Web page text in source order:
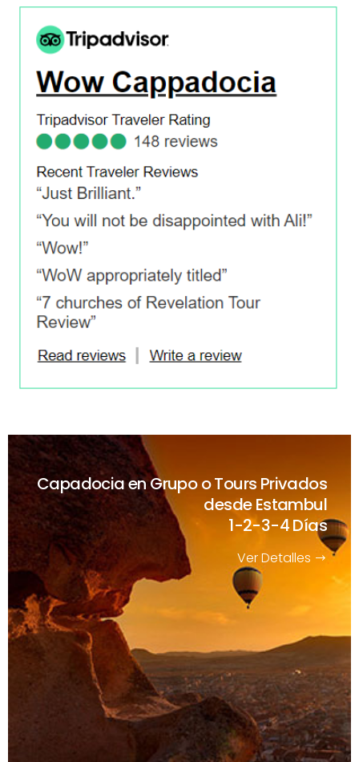
Capadocia en Grupo o Tours Privados
desde Estambul
1-2-3-4 Días
Ver Detalles